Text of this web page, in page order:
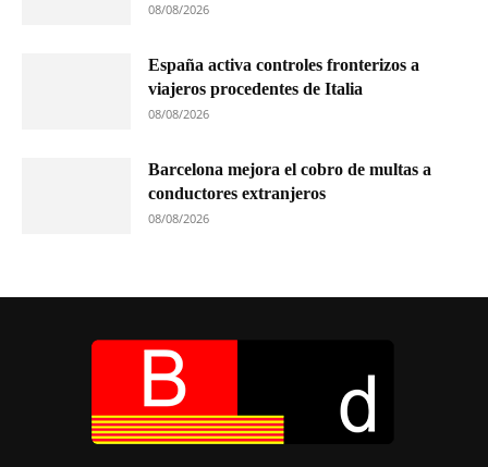
08/08/2026
España activa controles fronterizos a
viajeros procedentes de Italia
08/08/2026
Barcelona mejora el cobro de multas a
conductores extranjeros
08/08/2026